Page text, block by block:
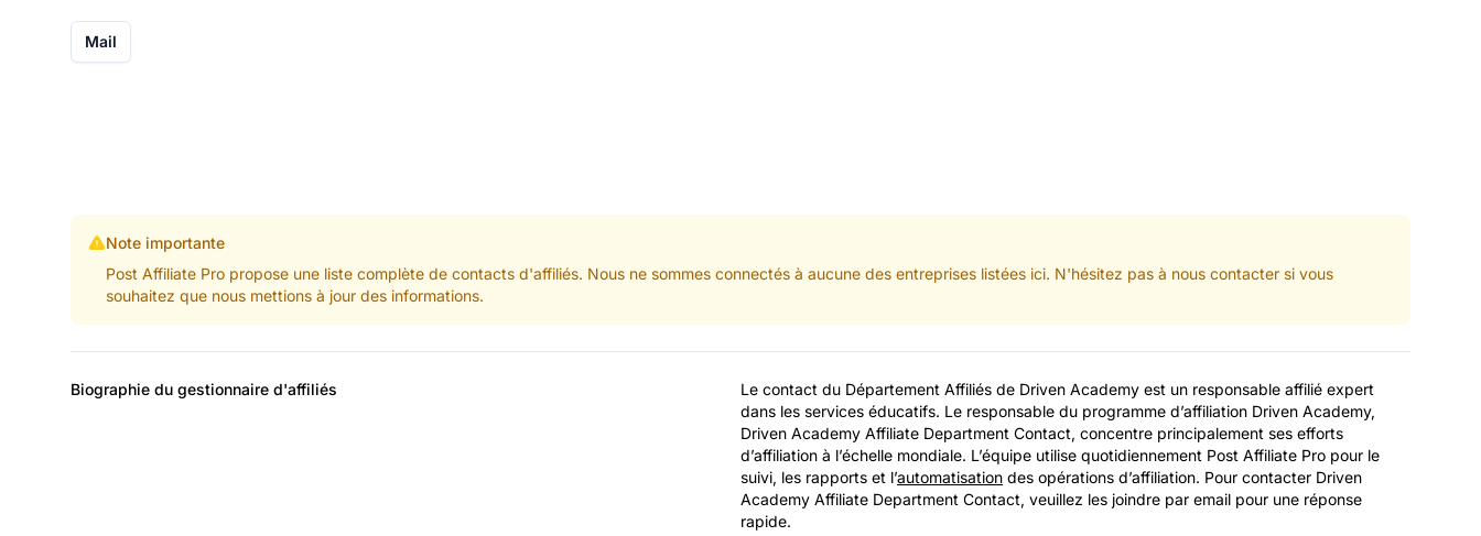
Mail
Note importante
Post Affiliate Pro propose une liste complète de contacts d'affiliés. Nous ne sommes connectés à aucune des entreprises listées ici. N'hésitez pas à nous contacter si vous
souhaitez que nous mettions à jour des informations.
Biographie du gestionnaire d'affiliés
Le contact du Département Affiliés de Driven Academy est un responsable affilié expert
dans les services éducatifs. Le responsable du programme d’affiliation Driven Academy,
Driven Academy Affiliate Department Contact, concentre principalement ses efforts
d’affiliation à l’échelle mondiale. L’équipe utilise quotidiennement Post Affiliate Pro pour le
suivi, les rapports et l’automatisation des opérations d’affiliation. Pour contacter Driven
Academy Affiliate Department Contact, veuillez les joindre par email pour une réponse
rapide.